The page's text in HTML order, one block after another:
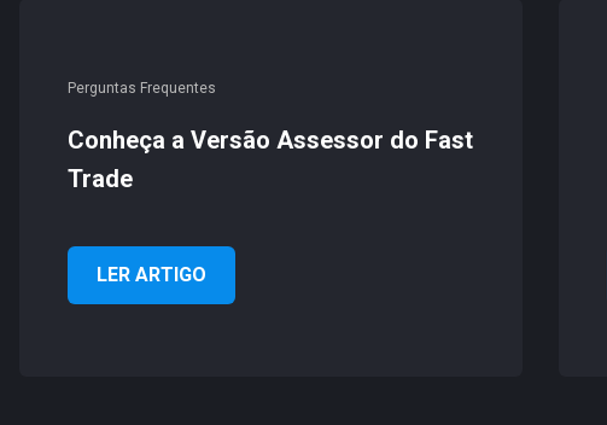
Perguntas Frequentes
Conheça a Versão Assessor do Fast
Trade
LER ARTIGO